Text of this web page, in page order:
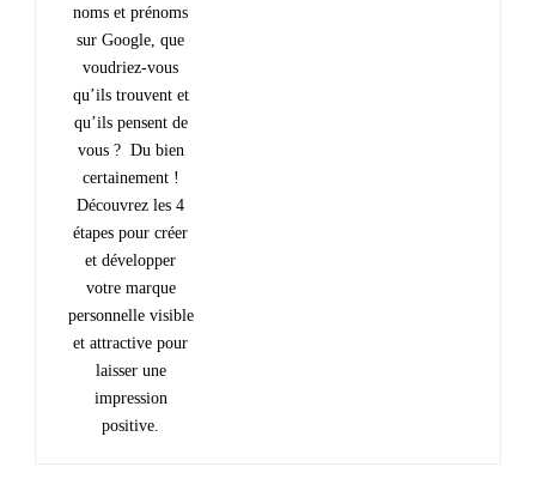
noms et prénoms
sur Google, que
voudriez-vous
qu’ils trouvent et
qu’ils pensent de
vous ? Du bien
certainement !
Découvrez les 4
étapes pour créer
et développer
votre marque
personnelle visible
et attractive pour
laisser une
impression
positive.